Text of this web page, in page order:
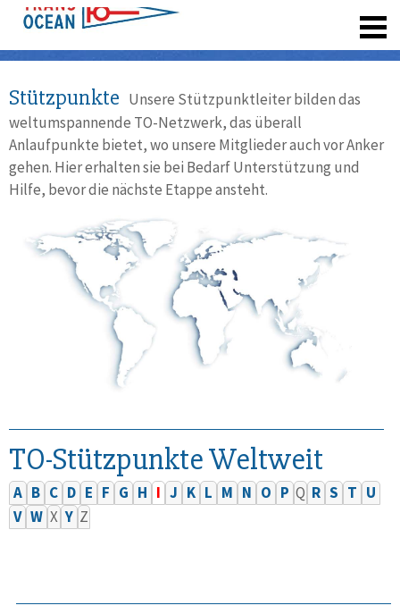
Stützpunkte Unsere Stützpunktleiter bilden das
weltumspannende TO-Netzwerk, das überall
Anlaufpunkte bietet, wo unsere Mitglieder auch vor Anker
gehen. Hier erhalten sie bei Bedarf Unterstützung und
Hilfe, bevor die nächste Etappe ansteht.
TO-Stützpunkte Weltweit
A B C D E F G H I J K L M N O P Q R S T U
V W X Y Z